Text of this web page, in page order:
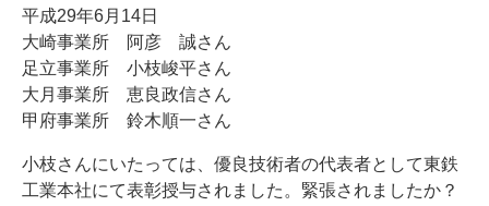
平成29年6月14日
大崎事業所 阿彦 誠さん
足立事業所 小枝峻平さん
大月事業所 恵良政信さん
甲府事業所 鈴木順一さん
小枝さんにいたっては、優良技術者の代表者として東鉄
工業本社にて表彰授与されました。緊張されましたか？